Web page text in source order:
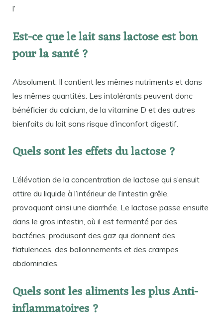
l’
Est-ce que le lait sans lactose est bon
pour la santé ?
Absolument. Il contient les mêmes nutriments et dans
les mêmes quantités. Les intolérants peuvent donc
bénéficier du calcium, de la vitamine D et des autres
bienfaits du lait sans risque d’inconfort digestif.
Quels sont les effets du lactose ?
L’élévation de la concentration de lactose qui s’ensuit
attire du liquide à l’intérieur de l’intestin grêle,
provoquant ainsi une diarrhée. Le lactose passe ensuite
dans le gros intestin, où il est fermenté par des
bactéries, produisant des gaz qui donnent des
flatulences, des ballonnements et des crampes
abdominales.
Quels sont les aliments les plus Anti-
inflammatoires ?